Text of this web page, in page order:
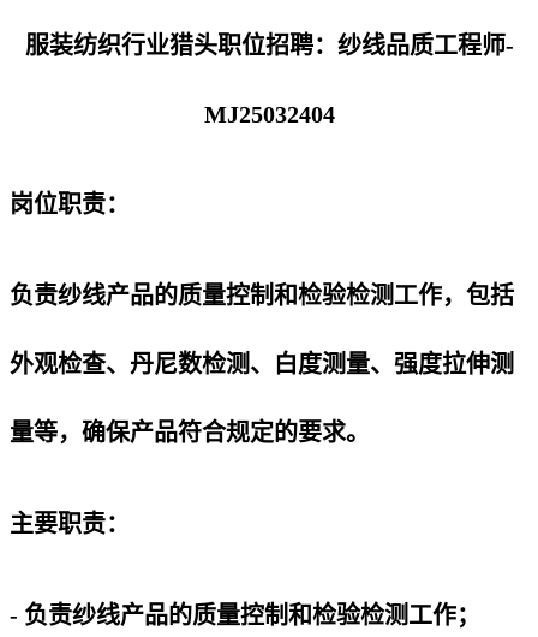
服装纺织行业猎头职位招聘：纱线品质工程师-
MJ25032404
岗位职责：
负责纱线产品的质量控制和检验检测工作，包括
外观检查、丹尼数检测、白度测量、强度拉伸测
量等，确保产品符合规定的要求。
主要职责：
- 负责纱线产品的质量控制和检验检测工作；